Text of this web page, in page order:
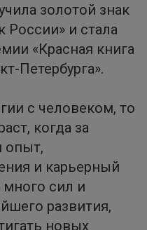
золотой знак
и стала
«Красная книга
Петербурга».
с человеком, то
когда за
опыт,
и карьерный
сил и
развития,
новых